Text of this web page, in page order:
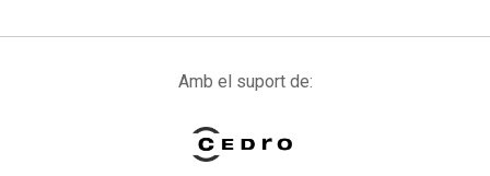
Amb el suport de: